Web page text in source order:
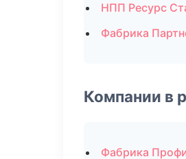
НПП Ресурс
Фабрика
Компании в
Фабрика